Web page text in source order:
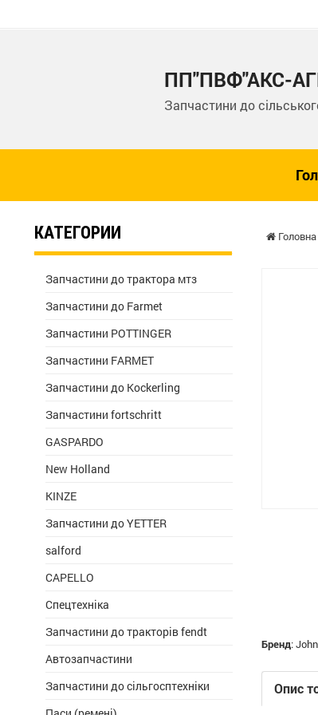
ПП"ПВФ"АКС-
Запчастини до
Головна
Бренд:
Опис
КАТЕГОРИИ
Запчастини до трактора мтз
Запчастини до Farmet
Запчастини POTTINGER
Запчастини FARMET
Запчастини до Kockerling
Запчастини fortschritt
GASPARDO
New Holland
KINZE
Запчастини до YETTER
salford
CAPELLO
Спецтехніка
Запчастини до тракторів fendt
Автозапчастини
Запчастини до сільгосптехніки